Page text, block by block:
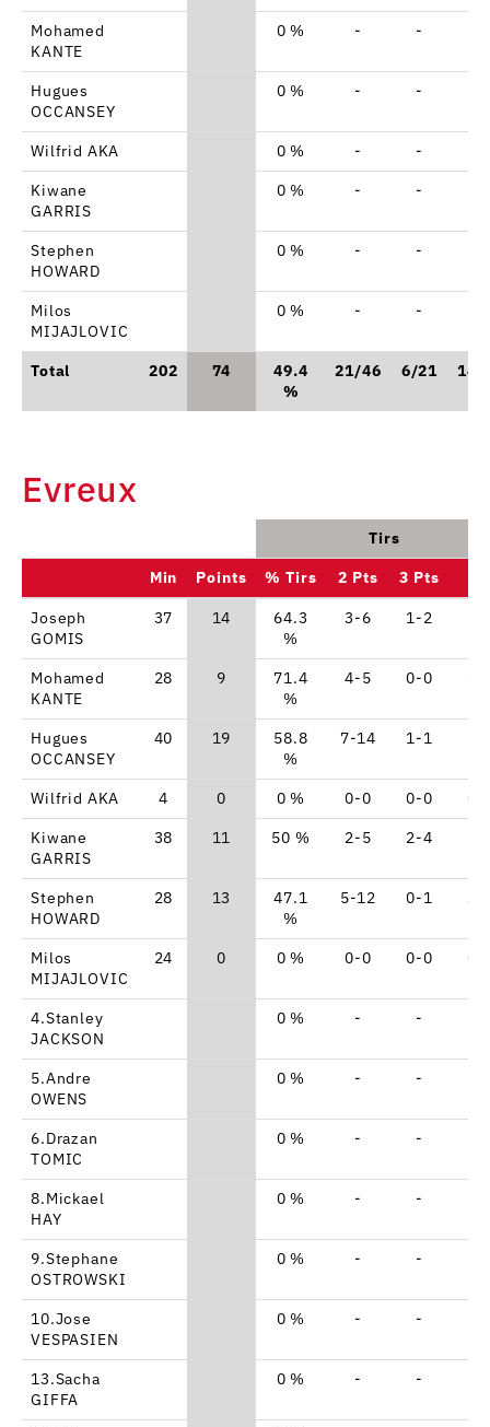
Mohamed
KANTE
0 % - -
Hugues
OCCANSEY
0 % - -
Wilfrid AKA 0 % - -
Kiwane
GARRIS
0 % - -
Stephen
HOWARD
0 % - -
Milos
MIJAJLOVIC
0 % - -
Total 202 74
49.4
%
21/46 6/21 14/
Evreux
Tirs
Min
Points % Tirs 2 Pts 3 Pts
Joseph
GOMIS
37 14
64.3
%
3-6 1-2
Mohamed
KANTE
28 9
71.4
%
4-5 0-0
Hugues
OCCANSEY
40 19
58.8
%
7-14 1-1
Wilfrid AKA 4 0 0 % 0-0 0-0
0-
Kiwane
GARRIS
38 11 50 % 2-5 2-4
Stephen
HOWARD
28 13
47.1
%
5-12 0-1 3-
Milos
MIJAJLOVIC
24 0 0 % 0-0 0-0 0-
4.Stanley
JACKSON
0 % - -
5.Andre
OWENS
0 % - -
6.Drazan
TOMIC
0 % - -
8.Mickael
HAY
0 % - -
9.Stephane
OSTROWSKI
0 % - -
10.Jose
VESPASIEN
0 % - -
13.Sacha
GIFFA
0 % - -